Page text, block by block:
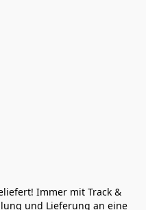
Immer mit Track &
und Lieferung an eine